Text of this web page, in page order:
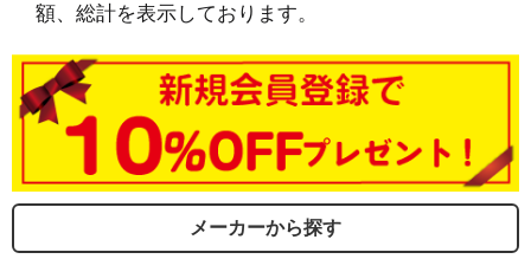
額、総計を表示しております。
メーカーから探す